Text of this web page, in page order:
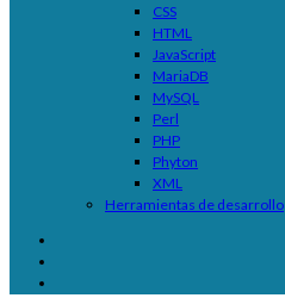
CSS
HTML
JavaScript
MariaDB
MySQL
Perl
PHP
Phyton
XML
Herramientas de desarrollo